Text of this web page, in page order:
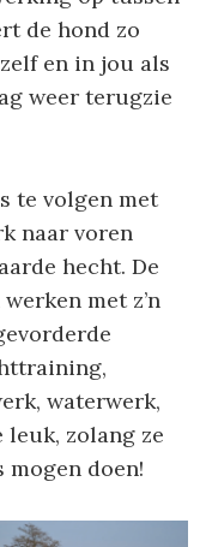
de hond zo
en in jou als
weer terugzie
te volgen met
naar voren
hecht. De
met z’n
waterwerk,
leuk, zolang ze
mogen doen!